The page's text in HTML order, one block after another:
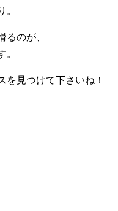
。
るのが、
。
を見つけて下さいね！